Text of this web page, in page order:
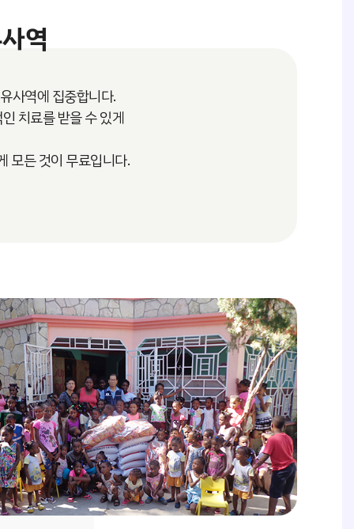
역
사역에 집중합니다.
치료를 받을 수 있게
모든 것이 무료입니다.